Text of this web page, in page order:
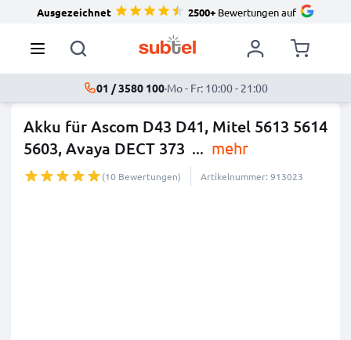
Ausgezeichnet 2500+Bewertungen auf
01 / 3580 100·Mo - Fr: 10:00 - 21:00
Akku für Ascom D43 D41, Mitel 5613 5614
5603, Avaya DECT 373 ... mehr
(10 Bewertungen) Artikelnummer: 913023